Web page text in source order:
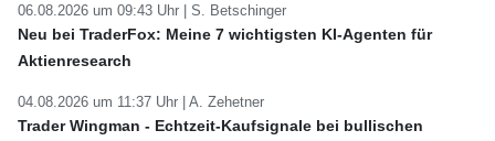
06.08.2026 um 09:43 Uhr | S. Betschinger
Neu bei TraderFox: Meine 7 wichtigsten KI-Agenten für
Aktienresearch
04.08.2026 um 11:37 Uhr | A. Zehetner
Trader Wingman - Echtzeit-Kaufsignale bei bullischen